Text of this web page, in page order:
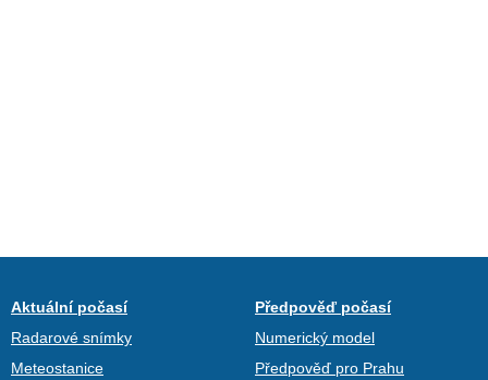
Aktuální počasí
Radarové snímky
Meteostanice
Předpověď počasí
Numerický model
Předpověď pro Prahu